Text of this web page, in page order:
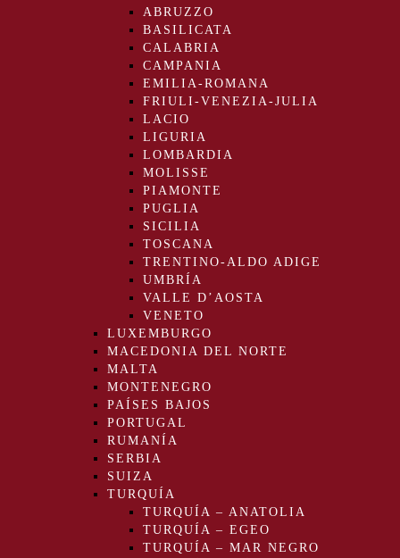
ABRUZZO
BASILICATA
CALABRIA
CAMPANIA
EMILIA-ROMANA
FRIULI-VENEZIA-JULIA
LACIO
LIGURIA
LOMBARDIA
MOLISSE
PIAMONTE
PUGLIA
SICILIA
TOSCANA
TRENTINO-ALDO ADIGE
UMBRÍA
VALLE D’AOSTA
VENETO
LUXEMBURGO
MACEDONIA DEL NORTE
MALTA
MONTENEGRO
PAÍSES BAJOS
PORTUGAL
RUMANÍA
SERBIA
SUIZA
TURQUÍA
TURQUÍA – ANATOLIA
TURQUÍA – EGEO
TURQUÍA – MAR NEGRO